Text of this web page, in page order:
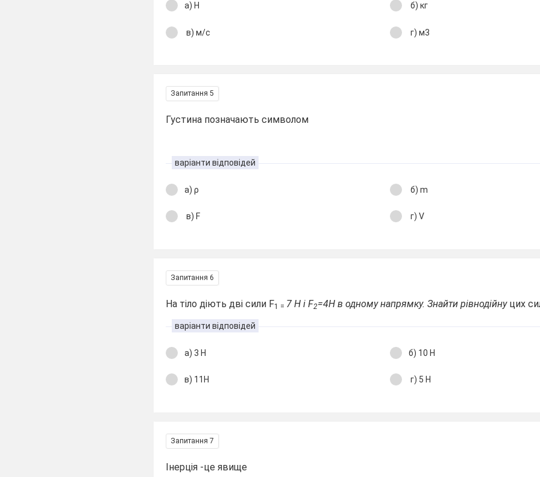
а) Н б) кг
в) м/с г) м3
Запитання 5
Густина позначають символом
варіанти відповідей
а) ρ б) m
в) F г) V
Запитання 6
На тіло діють дві сили F1 = 7 H і F2=4H в одному напрямку. Знайти рівнодійнуцих
варіанти відповідей
а) 3 Н б) 10 Н
в) 11Н г) 5 Н
Запитання 7
Інерція -це явище